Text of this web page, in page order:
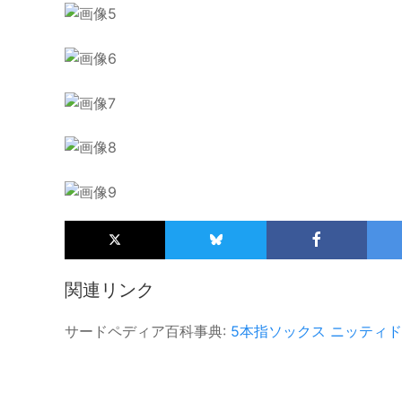
関連リンク
サードペディア百科事典: 5本指ソックス ニッティド